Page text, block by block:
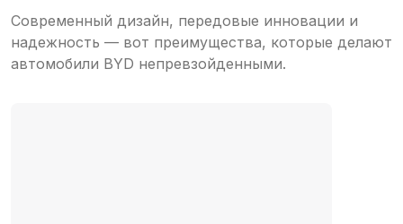
Современный дизайн, передовые инновации и
надежность — вот преимущества, которые делают
автомобили BYD непревзойденными.